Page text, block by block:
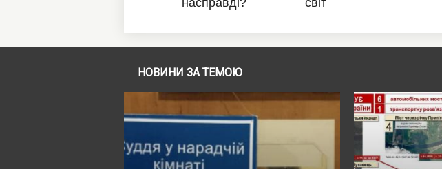
НОВИНИ ЗА ТЕМОЮ